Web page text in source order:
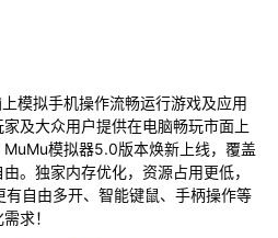
模拟手机操作流畅运行游戏及应用
及大众用户提供在电脑畅玩市面上
模拟器5.0版本焕新上线，覆盖
。独家内存优化，资源占用更低，
自由多开、智能键鼠、手柄操作等
求！